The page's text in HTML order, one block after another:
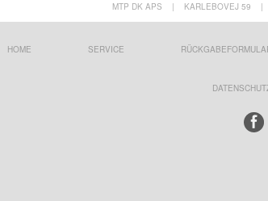
MTP DK APS | KARLEBOVEJ 59 |
HOME SERVICE